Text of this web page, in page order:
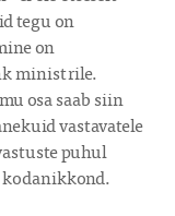
tegu on
on
ministrile.
osa saab siin
vastavatele
puhul